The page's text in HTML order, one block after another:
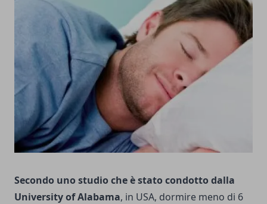
Secondo uno studio che è stato condotto dalla
University of Alabama, in USA, dormire meno di 6